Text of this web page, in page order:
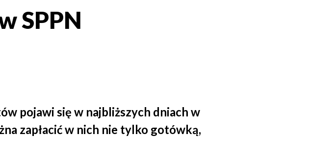
SPPN
pojawi się w najbliższych dniach w
zapłacić w nich nie tylko gotówką,